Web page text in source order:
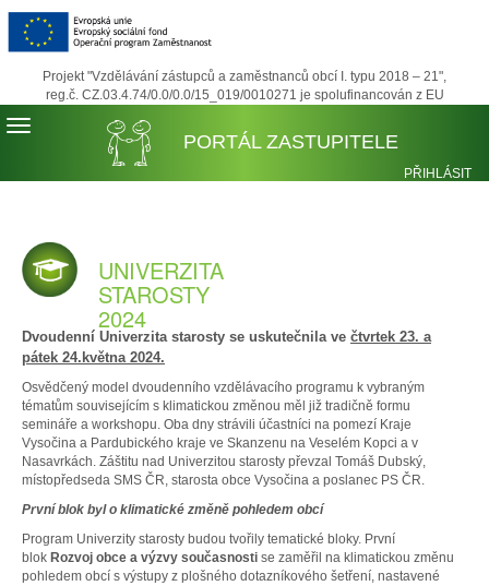
Projekt "Vzdělávání zástupců a zaměstnanců obcí I. typu 2018 – 21",
reg.č. CZ.03.4.74/0.0/0.0/15_019/0010271 je spolufinancován z EU
PORTÁL ZASTUPITELE
PŘIHLÁSIT
UNIVERZITA
STAROSTY
2024
Dvoudenní Univerzita starosty se uskutečnila ve čtvrtek 23. a
pátek 24.května 2024.
Osvědčený model dvoudenního vzdělávacího programu k vybraným
tématům souvisejícím s klimatickou změnou měl již tradičně formu
semináře a workshopu. Oba dny strávili účastníci na pomezí Kraje
Vysočina a Pardubického kraje ve Skanzenu na Veselém Kopci a v
Nasavrkách. Záštitu nad Univerzitou starosty převzal Tomáš Dubský,
místopředseda SMS ČR, starosta obce Vysočina a poslanec PS ČR.
První blok byl o klimatické změně pohledem obcí
Program Univerzity starosty budou tvořily tematické bloky. První
blok Rozvoj obce a výzvy současnosti se zaměřil na klimatickou změnu
pohledem obcí s výstupy z plošného dotazníkového šetření, nastavené